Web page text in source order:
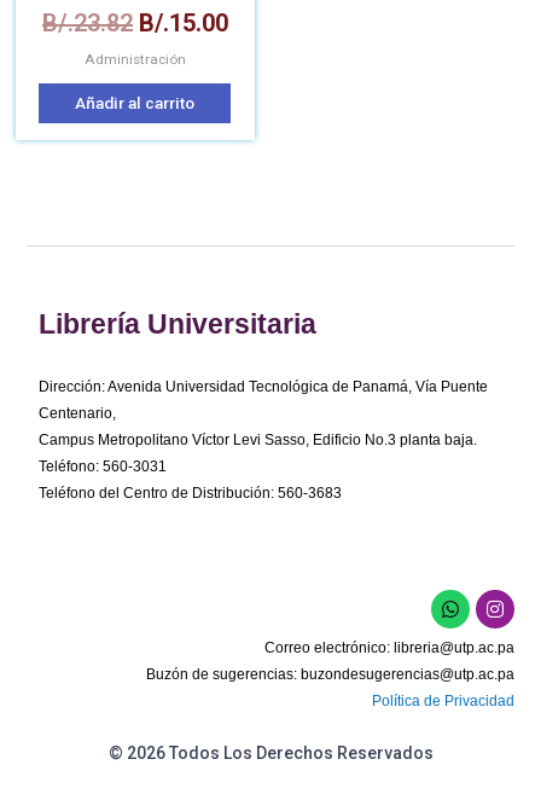
B/.23.82 B/.15.00
Administración
Añadir al carrito
Librería Universitaria
Dirección: Avenida Universidad Tecnológica de Panamá, Vía Puente
Centenario,
Campus Metropolitano Víctor Levi Sasso, Edificio No.3 planta baja.
Teléfono: 560-3031
Teléfono del Centro de Distribución: 560-3683
W
h
a
t
s
a
p
I
n
s
t
a
g
r
Correo electrónico: libreria@utp.ac.pa
Buzón de sugerencias: buzondesugerencias@utp.ac.pa
Política de Privacidad
© 2026 Todos Los Derechos Reservados